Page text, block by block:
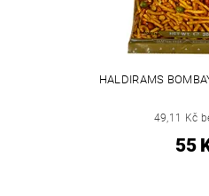
HALDIRAMS
49,11 Kč
55